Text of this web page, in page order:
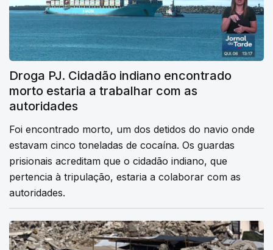
Droga PJ. Cidadão indiano encontrado
morto estaria a trabalhar com as
autoridades
Foi encontrado morto, um dos detidos do navio onde
estavam cinco toneladas de cocaína. Os guardas
prisionais acreditam que o cidadão indiano, que
pertencia à tripulação, estaria a colaborar com as
autoridades.